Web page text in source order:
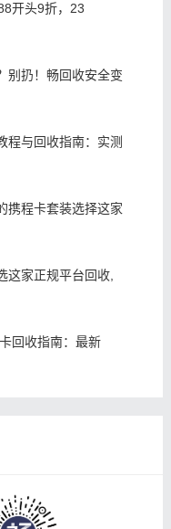
开头9折，23
别扔！畅回收安全变
程与回收指南：实测
携程卡套装选择这家
这家正规平台回收,
回收指南：最新